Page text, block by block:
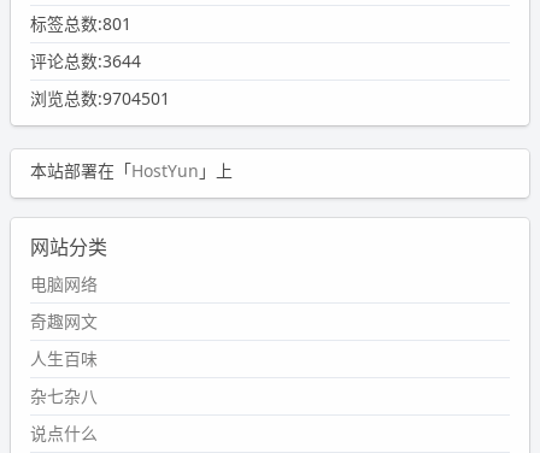
标签总数:801
评论总数:3644
浏览总数:9704501
本站部署在「HostYun 」上
网站分类
电脑网络
奇趣网文
人生百味
杂七杂八
说点什么